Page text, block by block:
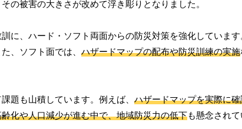
の被害の大きさが改めて浮き彫りとなりました。
に、ハード・ソフト両面からの防災対策を強化しています
、ソフト面では、 ハザードマップの配布や防災訓練の実施
題も山積しています。例えば、 ハザードマップを実際に
齢化や人口減少が進む中で、地域防災力の低下も懸念されて